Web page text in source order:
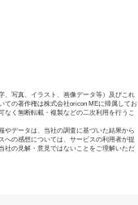
、写真、イラスト、画像データ等）及びこれ
ての著作権は株式会社oricon MEに帰属してお
なく無断転載・複製などの二次利用を行うこ
やデータは、当社の調査に基づいた結果から
への感想については、サービスの利用者が提
社の見解・意見ではないことをご理解いただ